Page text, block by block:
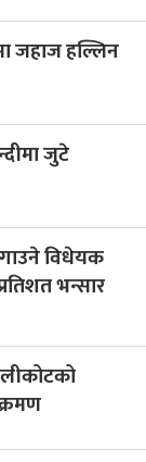
जहाज हल्लिन
जुटे
विधेयक
भन्सार